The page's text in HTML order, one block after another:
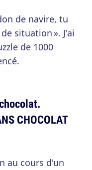
de navire, tu
situation ». J'ai
de 1000
CHOCOLAT
au cours d'un